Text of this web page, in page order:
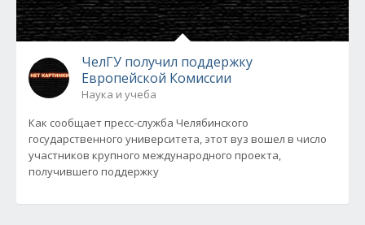
ЧелГУ получил поддержку
Европейской Комиссии
Наука и учеба
Как сообщает пресс-служба Челябинского
государственного университета, этот вуз вошел в число
участников крупного международного проекта,
получившего поддержку